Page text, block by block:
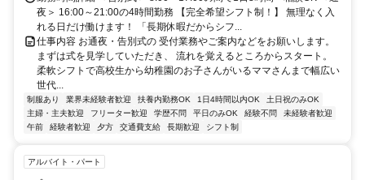
夜＞ 16:00～21:00の4時間勤務 【完全希望シフト制！】 無理なく入
れる日だけ働けます！ 「長期休暇だからシフ...
仕事内容 お通夜・告別式の 受付業務やご案内などをお願いします。
まずは式を見学していただき、 流れを覚えるところからスタート。
柔軟シフトで高校生から幼稚園のお子さんがいるママさんまで幅広い
世代...
制服あり 業界未経験者歓迎 扶養内勤務OK 1日4時間以内OK
土日祝のみOK
主婦・主夫歓迎
フリーター歓迎 学歴不問 平日のみOK 経験不問
未経験者歓迎
午前
経験者歓迎 夕方 交通費支給 長期歓迎 シフト制
アルバイト・パート